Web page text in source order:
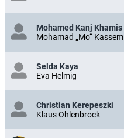
Mohamed Kanj Khamis
Mohamad „Mo“ Kassem
Selda Kaya
Eva Helmig
Christian Kerepeszki
Klaus Ohlenbrock